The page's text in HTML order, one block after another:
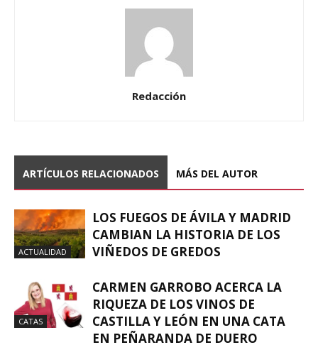
Redacción
ARTÍCULOS RELACIONADOS MÁS DEL AUTOR
ACTUALIDAD
LOS FUEGOS DE ÁVILA Y MADRID
CAMBIAN LA HISTORIA DE LOS
VIÑEDOS DE GREDOS
CATAS
CARMEN GARROBO ACERCA LA
RIQUEZA DE LOS VINOS DE
CASTILLA Y LEÓN EN UNA CATA
EN PEÑARANDA DE DUERO